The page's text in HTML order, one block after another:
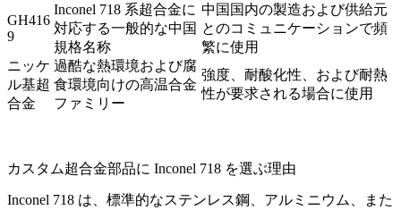
GH416
9
Inconel 718 系超合金に
対応する一般的な中国
規格名称
中国国内の製造および供給元
とのコミュニケーションで頻
繁に使用
ニッケ
ル基超
合金
過酷な熱環境および腐
食環境向けの高温合金
ファミリー
強度、耐酸化性、および耐熱
性が要求される場合に使用
カスタム超合金部品に Inconel 718 を選ぶ理由
Inconel 718 は、標準的なステンレス鋼、アルミニウム、また